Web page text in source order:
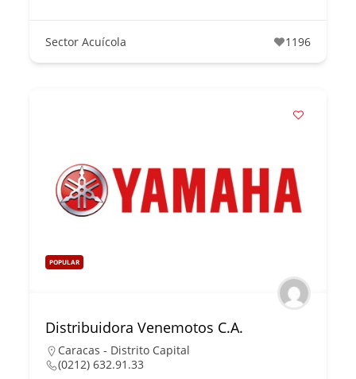
Sector Acuícola 1196
POPULAR
Distribuidora Venemotos C.A.
Caracas - Distrito Capital
(0212) 632.91.33